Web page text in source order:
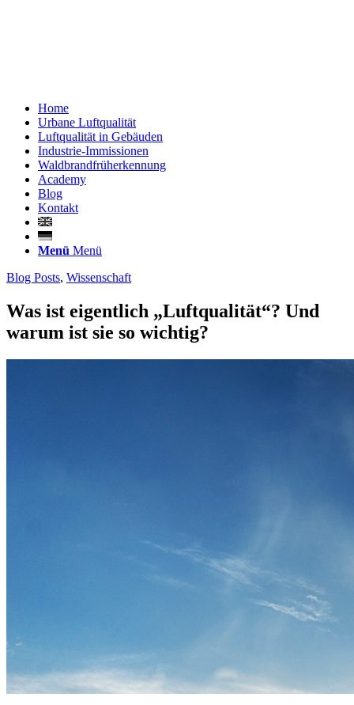
Home
Urbane Luftqualität
Luftqualität in Gebäuden
Industrie-Immissionen
Waldbrandfrüherkennung
Academy
Blog
Kontakt
Menü Menü
Blog Posts, Wissenschaft
Was ist eigentlich „Luftqualität“? Und
warum ist sie so wichtig?